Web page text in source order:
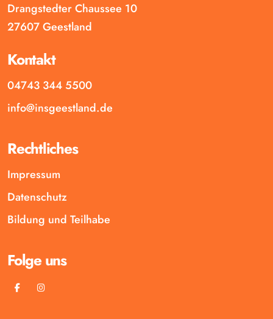
Drangstedter Chaussee 10
27607 Geestland
Kontakt
04743 344 5500
info@insgeestland.de
Rechtliches
Impressum
Datenschutz
Bildung und Teilhabe
Folge uns